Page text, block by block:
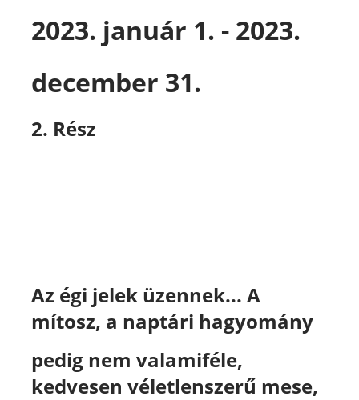
2023. január 1. - 2023.
december 31.
2. Rész
Az égi jelek üzennek... A
mítosz, a naptári hagyomány
pedig nem valamiféle,
kedvesen véletlenszerű mese,